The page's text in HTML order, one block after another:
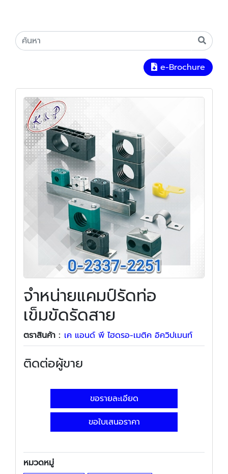
e-Brochure
จำหน่ายแคมป์รัดท่อ
เข็มขัดรัดสาย
ตราสินค้า : เค แอนด์ พี ไฮดรอ-เมติค อิควิปเมนท์
ติดต่อผู้ขาย
ขอรายละเอียด
ขอใบเสนอราคา
หมวดหมู่